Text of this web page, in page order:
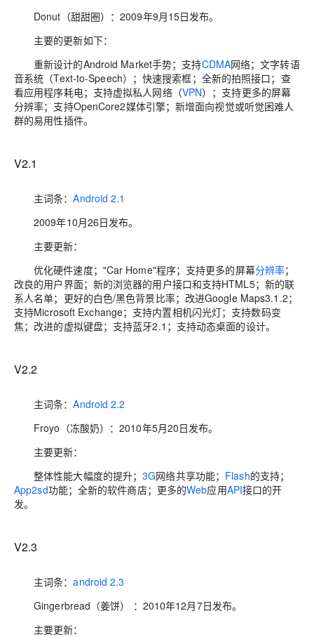
Donut（甜甜圈）：2009年9月15日发布。
主要的更新如下：
重新设计的Android Market手势；支持CDMA网络；文字转语
音系统（Text-to-Speech）；快速搜索框；全新的拍照接口；查
看应用程序耗电；支持虚拟私人网络（VPN）；支持更多的屏幕
分辨率；支持OpenCore2媒体引擎；新增面向视觉或听觉困难人
群的易用性插件。
V2.1
主词条：Android 2.1
2009年10月26日发布。
主要更新：
优化硬件速度；"Car Home"程序；支持更多的屏幕分辨率；
改良的用户界面；新的浏览器的用户接口和支持HTML5；新的联
系人名单；更好的白色/黑色背景比率；改进Google Maps3.1.2；
支持Microsoft Exchange；支持内置相机闪光灯；支持数码变
焦；改进的虚拟键盘；支持蓝牙2.1；支持动态桌面的设计。
V2.2
主词条：Android 2.2
Froyo（冻酸奶） ：2010年5月20日发布。
主要更新：
整体性能大幅度的提升；3G网络共享功能； Flash的支持；
App2sd功能；全新的软件商店；更多的Web应用API接口的开
发。
V2.3
主词条：android 2.3
Gingerbread（姜饼） ：2010年12月7日发布。
主要更新：